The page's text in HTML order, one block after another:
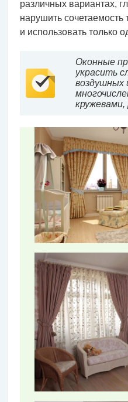
различных вариантах,
нарушить сочетаемость
и использовать только
Оконные
украсить
воздушных